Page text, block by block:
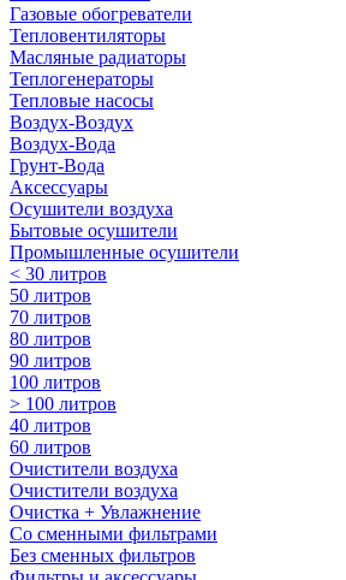
Газовые обогреватели
Тепловентиляторы
Масляные радиаторы
Теплогенераторы
Тепловые насосы
Воздух-Воздух
Воздух-Вода
Грунт-Вода
Аксессуары
Осушители воздуха
Бытовые осушители
Промышленные осушители
< 30 литров
50 литров
70 литров
80 литров
90 литров
100 литров
> 100 литров
40 литров
60 литров
Очистители воздуха
Очистители воздуха
Очистка + Увлажнение
Cо сменными фильтрами
Без сменных фильтров